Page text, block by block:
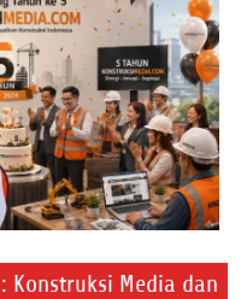
Konstruksi Media dan